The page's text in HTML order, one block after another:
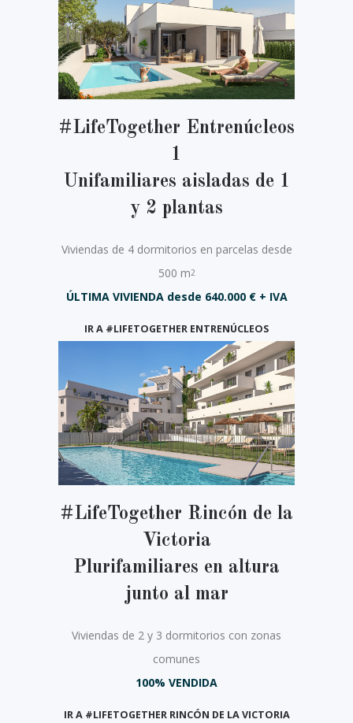
#LifeTogether Entrenúcleos
1
Unifamiliares aisladas de 1
y 2 plantas
Viviendas de 4 dormitorios en parcelas desde
500 m2
ÚLTIMA VIVIENDA desde 640.000 € + IVA
IR A #LIFETOGETHER ENTRENÚCLEOS
#LifeTogether Rincón de la
Victoria
Plurifamiliares en altura
junto al mar
Viviendas de 2 y 3 dormitorios con zonas
comunes
100% VENDIDA
IR A #LIFETOGETHER RINCÓN DE LA VICTORIA